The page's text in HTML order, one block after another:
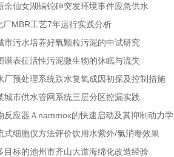
余仙女湖镉铊砷突发环境事件应急供水
厂MBR工艺7年运行实践分析
市污水培养好氧颗粒污泥的中试研究
谱表征活性污泥微生物的休眠与流失
厂预处理系统跌水复氧成因初探及控制措施
城市供水管网系统三层分区控漏实践
反应器Ａnammox的快速启动及其抑制动力学
式细胞仪方法评价饮用水紫外/氯消毒效果
目标的池州市齐山大道海绵化改造经验